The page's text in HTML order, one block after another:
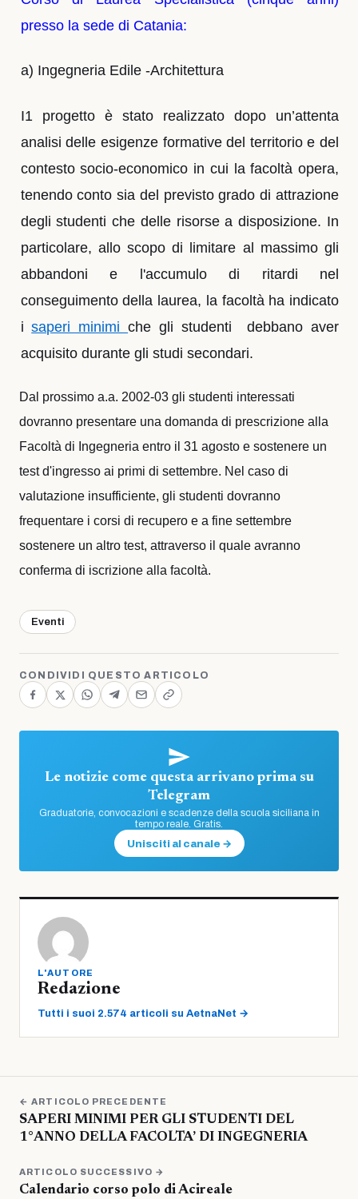
presso la sede di Catania:
a) Ingegneria Edile -Architettura
I1 progetto è stato realizzato dopo un’attenta
analisi delle esigenze formative del territorio e del
contesto socio-economico in cui la facoltà opera,
tenendo conto sia del previsto grado di attrazione
degli studenti che delle risorse a disposizione. In
particolare, allo scopo di limitare al massimo gli
abbandoni e l'accumulo di ritardi nel
conseguimento della laurea, la facoltà ha indicato
isaperi minimiche gli studenti
debbano aver
acquisito durante gli studi secondari.
Dal prossimo a.a. 2002-03 gli studenti interessati
dovranno presentare una domanda di prescrizione alla
Facoltà di Ingegneria entro il 31 agosto e sostenere un
test d'ingresso ai primi di settembre. Nel caso di
valutazione insufficiente, gli studenti dovranno
frequentare i corsi di recupero e a fine settembre
sostenere un altro test, attraverso il quale avranno
conferma di iscrizione alla facoltà.
Eventi
CONDIVIDI QUESTO ARTICOLO
Le notizie come questa arrivano prima su
Telegram
Graduatorie, convocazioni e scadenze della scuola siciliana in
tempo reale. Gratis.
Unisciti al canale →
L'AUTORE
Redazione
Tutti i suoi 2.574 articoli su AetnaNet →
← ARTICOLO PRECEDENTE
SAPERI MINIMI PER GLI STUDENTI DEL
1°ANNO DELLA FACOLTA’ DI INGEGNERIA
ARTICOLO SUCCESSIVO →
Calendario corso polo di Acireale